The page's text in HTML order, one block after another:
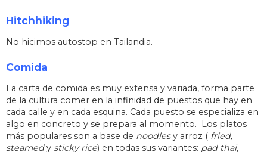
Hitchhiking
No hicimos autostop en Tailandia.
Comida
La carta de comida es muy extensa y variada, forma parte
de la cultura comer en la infinidad de puestos que hay en
cada calle y en cada esquina. Cada puesto se especializa en
algo en concreto y se prepara al momento. Los platos
más populares son a base de noodlesy arroz ( fried,
steamedy sticky rice) en todas sus variantes: pad thai,